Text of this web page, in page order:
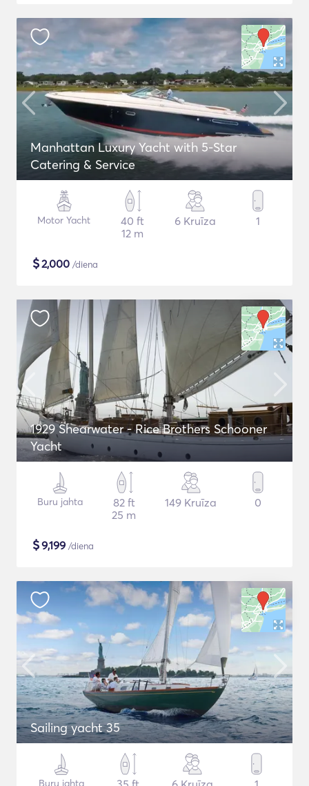
Manhattan Luxury Yacht with 5-Star
Catering & Service
Motor Yacht
40 ft
12 m
6 Kruīza 1
$2,000 /diena
1929 Shearwater - Rice Brothers Schooner
Yacht
Buru jahta
82 ft
25 m
149 Kruīza 0
$9,199 /diena
Sailing yacht 35
Buru jahta